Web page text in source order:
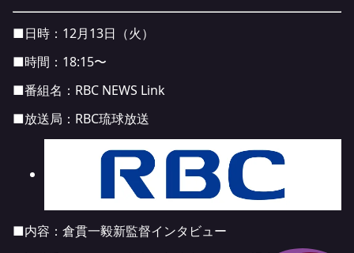
■日時：12月13日（火）
■時間：18:15〜
■番組名： RBC NEWS Link
■放送局：RBC琉球放送
■内容：倉貫一毅新監督インタビュー